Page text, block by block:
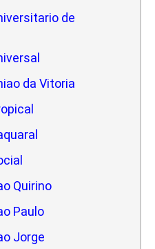
de
da Vitoria
Quirino
Paulo
Jorge